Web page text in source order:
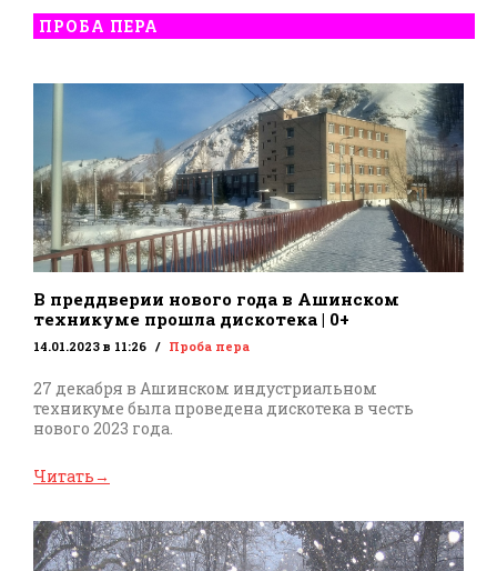
ПРОБА ПЕРА
В преддверии нового года в Ашинском
техникуме прошла дискотека | 0+
14.01.2023 в 11:26 Проба пера
27 декабря в Ашинском индустриальном
техникуме была проведена дискотека в честь
нового 2023 года.
Читать→